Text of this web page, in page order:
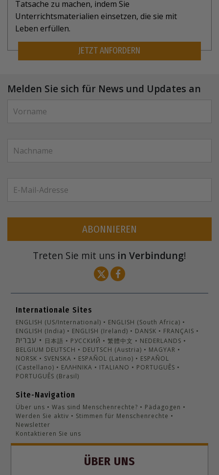
Tatsache zu machen, indem Sie
Unterrichtsmaterialien einsetzen, die sie mit
Leben erfüllen.
JETZT ANFORDERN
Melden Sie sich für News und Updates an
ABONNIEREN
Treten Sie mit uns in Verbindung!
Internationale Sites
ENGLISH (US/International)
ENGLISH (South Africa)
ENGLISH (India)
ENGLISH (Ireland) DANSK FRANÇAIS
עברית 日本語 РУССКИЙ 繁體中文
NEDERLANDS
BELGIUM DEUTSCH DEUTSCH (Austria)
MAGYAR
NORSK
SVENSKA ESPAÑOL (Latino)
ESPAÑOL
(Castellano)
ΕΛΛΗΝΙΚA ITALIANO
PORTUGUÊS
PORTUGUÊS (Brasil)‎
Site-Navigation
Über uns Was sind Menschenrechte?
Pädagogen
Werden Sie aktiv
Stimmen für Menschenrechte
Newsletter
Kontaktieren Sie uns
ÜBER UNS